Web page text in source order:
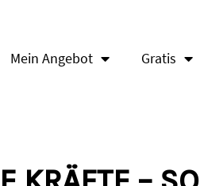
Mein Angebot Gratis